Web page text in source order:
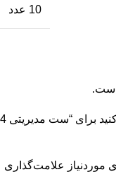
10 عدد
است.
اولین نفری باشید که دیدگاهی را ارسال می کنید برای “ست مدیریتی 4
موردنیاز علامت‌گذاری